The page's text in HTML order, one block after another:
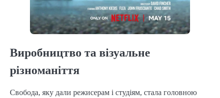
Виробництво та візуальне
різноманіття
Свобода, яку дали режисерам і студіям, стала головною